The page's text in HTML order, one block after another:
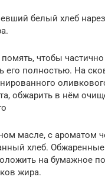
белый хлеб
чтобы
его полностью. На
обжарить в нём
масле, с ароматом
хлеб. Обжаренные
на бумажное
жира.